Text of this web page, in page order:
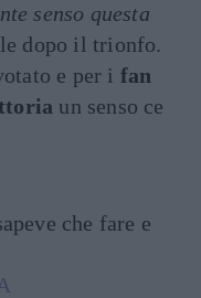
senso questa
dopo il trionfo.
e per i fan
un senso ce
che fare e